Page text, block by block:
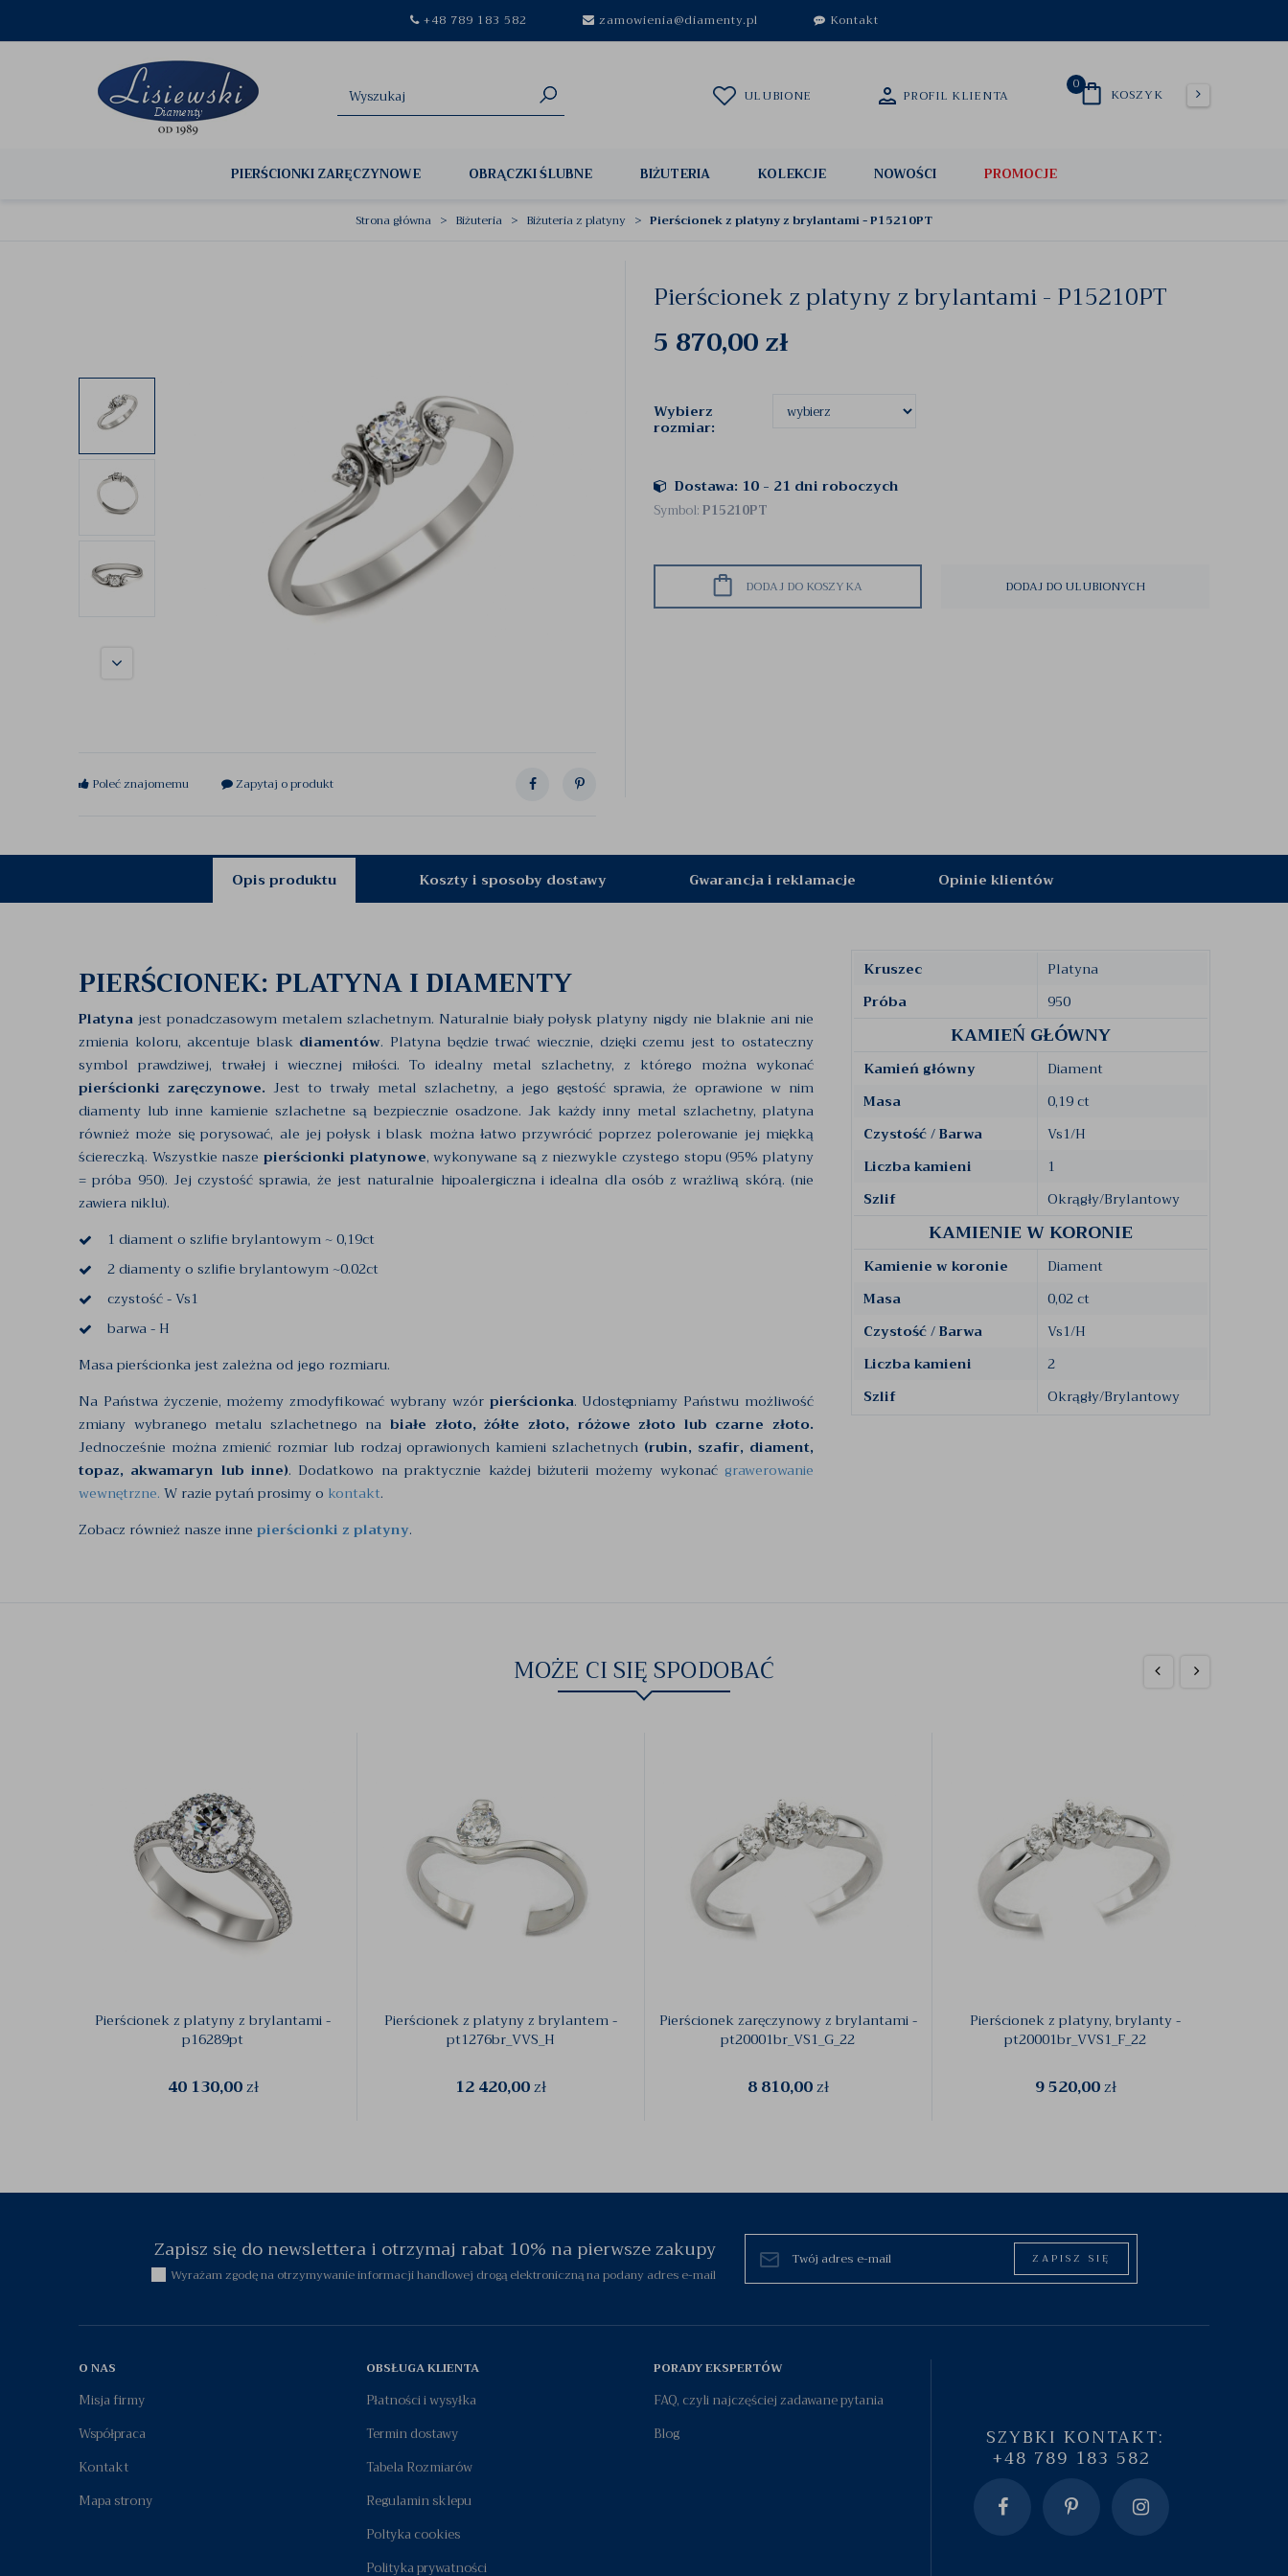
+48 789 183 582 zamowienia@diamenty.pl Kontakt
0
KOSZYK
ULUBIONE PROFIL KLIENTA
PIERŚCIONKI ZARĘCZYNOWE OBRĄCZKI ŚLUBNE BIŻUTERIA KOLEKCJE NOWOŚCI PROMOCJE
Strona główna Biżuteria Biżuteria z platyny Pierścionek z platyny z brylantami - P15210PT
Poleć znajomemu Zapytaj o produkt
Pierścionek z platyny z brylantami - P15210PT
5 870,00zł
Wybierz
rozmiar:
Dostawa: 10 - 21 dni roboczych
Symbol:P15210PT
DODAJ DO KOSZYKA DODAJ DO ULUBIONYCH
Opis produktu Koszty i sposoby dostawy Gwarancja i reklamacje Opinie klientów
PIERŚCIONEK: PLATYNA I DIAMENTY
Platyna jest ponadczasowym metalem szlachetnym. Naturalnie biały połysk platyny nigdy nie blaknie ani nie
zmienia koloru, akcentuje blask diamentów. Platyna będzie trwać wiecznie, dzięki czemu jest to ostateczny
symbol prawdziwej, trwałej i wiecznej miłości. To idealny metal szlachetny, z którego można wykonać
pierścionki zaręczynowe. Jest to trwały metal szlachetny, a jego gęstość sprawia, że oprawione w nim
diamenty lub inne kamienie szlachetne są bezpiecznie osadzone. Jak każdy inny metal szlachetny, platyna
również może się porysować, ale jej połysk i blask można łatwo przywrócić poprzez polerowanie jej miękką
ściereczką. Wszystkie nasze pierścionki platynowe, wykonywane są z niezwykle czystego stopu (95% platyny
= próba 950). Jej czystość sprawia, że jest naturalnie hipoalergiczna i idealna dla osób z wrażliwą skórą. (nie
zawiera niklu).
1 diament o szlifie brylantowym ~ 0,19ct
2 diamenty o szlifie brylantowym ~0.02ct
czystość - Vs1
barwa - H
Masa pierścionka jest zależna od jego rozmiaru.
Na Państwa życzenie, możemy zmodyfikować wybrany wzór pierścionka. Udostępniamy Państwu możliwość
zmiany wybranego metalu szlachetnego nabiałe złoto, żółte złoto, różowe złoto lub czarne złoto.
Jednocześnie można zmienić rozmiar lub rodzaj oprawionych kamieni szlachetnych (rubin, szafir, diament,
topaz, akwamaryn lub inne). Dodatkowo na praktycznie każdej biżuterii możemy wykonać grawerowanie
wewnętrzne. W razie pytań prosimy o kontakt.
Zobacz również nasze inne pierścionki z platyny.
Kruszec
Platyna
Próba
950
KAMIEŃ GŁÓWNY
Kamień główny
Diament
Masa
0,19 ct
Czystość / Barwa
Vs1/H
Liczba kamieni
1
Szlif
Okrągły/Brylantowy
KAMIENIE W KORONIE
Kamienie w koronie
Diament
Masa
0,02 ct
Czystość / Barwa
Vs1/H
Liczba kamieni
2
Szlif
Okrągły/Brylantowy
MOŻE CI SIĘ SPODOBAĆ
Pierścionek z platyny z brylantami -
p16289pt
40 130,00zł
Pierścionek z platyny z brylantem -
pt1276br_VVS_H
12 420,00zł
Pierścionek zaręczynowy z brylantami -
pt20001br_VS1_G_22
8 810,00zł
Pierścionek z platyny, brylanty -
pt20001br_VVS1_F_22
9 520,00zł
Zapisz się do newslettera i otrzymaj rabat 10% na pierwsze zakupy
Wyrażam zgodę na otrzymywanie informacji handlowej drogą elektroniczną na podany adres e-mail
ZAPISZ SIĘ
O NAS
Misja firmy
Współpraca
Kontakt
Mapa strony
OBSŁUGA KLIENTA
Płatności i wysyłka
Termin dostawy
Tabela Rozmiarów
Regulamin sklepu
Poltyka cookies
Polityka prywatności
PORADY EKSPERTÓW
FAQ, czyli najczęściej zadawane pytania
Blog
SZYBKI KONTAKT:
+48 789 183 582